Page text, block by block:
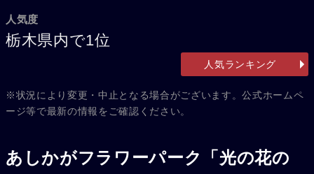
人気度
栃木県内で1位
人気ランキング
※状況により変更・中止となる場合がございます。公式ホームペ
ージ等で最新の情報をご確認ください。
あしかがフラワーパーク「光の花の